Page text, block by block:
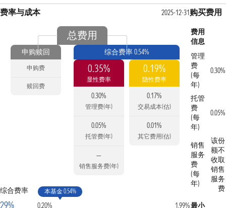
费率与成本 2025-12-31
总费用
申购赎回
申购费
赎回费
综合费率 0.54%
0.35%
显性费率
0.30%
管理费(年)
0.05%
托管费(年)
—
销售服务费(年)
0.19%
隐性费率
0.17%
交易成本(估)
0.01%
其它费用(估)
综合费率
29% 0.20%
本基金 0.54%
1.99%
购买费用
费用
信息
管理
费
(每
年)
0.30%
托管
费
(每
年)
0.05%
销售
服务
费
(每
年)
该份
额不
收取
销售
服务
费
最小